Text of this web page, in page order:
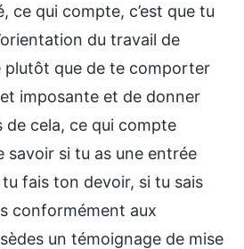
ce qui compte, c’est que tu
du travail de
plutôt que de te comporter
imposante et de donner
de cela, ce qui compte
savoir si tu as une entrée
fais ton devoir, si tu sais
conformément aux
un témoignage de mise